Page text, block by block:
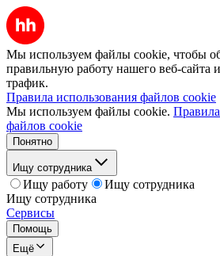
Мы используем файлы cookie, чтобы
правильную работу нашего веб-сайта
трафик.
Правила использования файлов cookie
Мы используем файлы cookie.
файлов cookie
Понятно
Ищу сотрудника
Ищу работу
Ищу сотрудника
Ищу сотрудника
Сервисы
Помощь
Ещё